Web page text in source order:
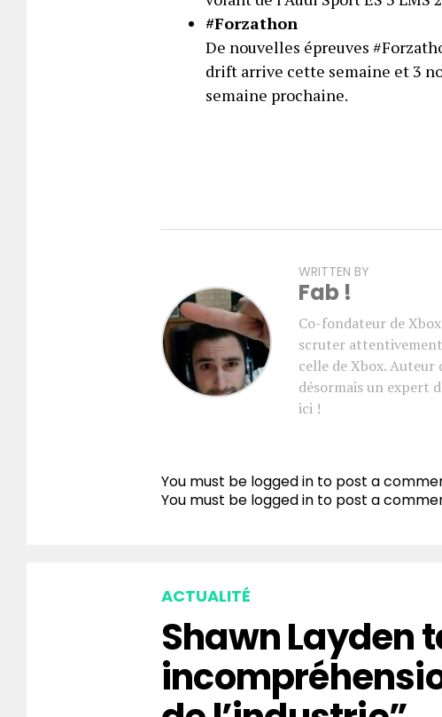
#Forzathon
De nouvelles épreuves
drift arrive cette semaine et 3
semaine prochaine.
WRITTEN BY
Fab !
Co-fondateur de
scruter
celle de Xbox. Auteur
désormais un expert
ici !
You must be logged in to post a
You must be logged in to post a
ACTUALITÉ
Shawn Layden